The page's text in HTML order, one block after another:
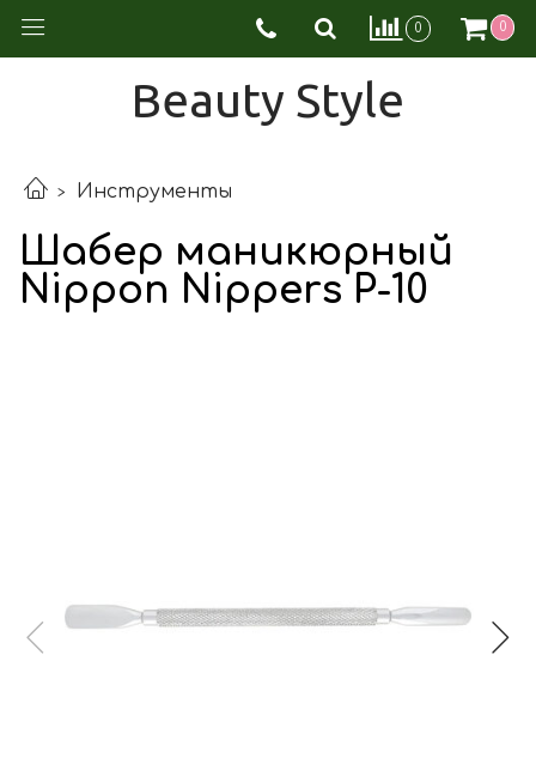
0 0
Beauty Style
Инструменты
Шабер маникюрный
Nippon Nippers P-10